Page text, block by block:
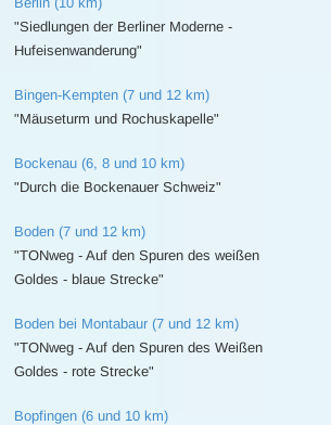
"Siedlungen der Berliner Moderne -
Hufeisenwanderung"
Bingen-Kempten (7 und 12 km)
"Mäuseturm und Rochuskapelle"
Bockenau (6, 8 und 10 km)
"Durch die Bockenauer Schweiz"
Boden (7 und 12 km)
"TONweg - Auf den Spuren des weißen
Goldes - blaue Strecke"
Boden bei Montabaur (7 und 12 km)
"TONweg - Auf den Spuren des Weißen
Goldes - rote Strecke"
Bopfingen (6 und 10 km)